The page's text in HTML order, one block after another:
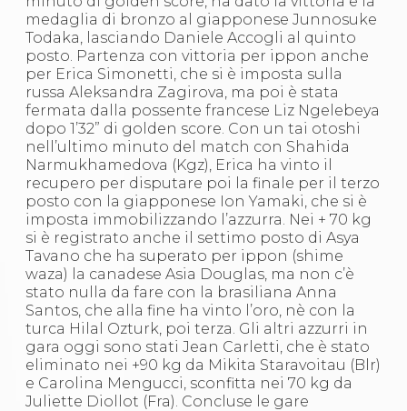
Abilitazioni
Sportello Fiscale
News
Modulistica
FAQ
Quesiti fiscali
Sostenibilità
Documenti
medaglia di bronzo al giapponese Junnosuke
Todaka, lasciando Daniele Accogli al quinto
posto. Partenza con vittoria per ippon anche
per Erica Simonetti, che si è imposta sulla
russa Aleksandra Zagirova, ma poi è stata
fermata dalla possente francese Liz Ngelebeya
dopo 1’32” di golden score. Con un tai otoshi
nell’ultimo minuto del match con Shahida
Narmukhamedova (Kgz), Erica ha vinto il
recupero per disputare poi la finale per il terzo
posto con la giapponese Ion Yamaki, che si è
imposta immobilizzando l’azzurra. Nei + 70 kg
si è registrato anche il settimo posto di Asya
Tavano che ha superato per ippon (shime
waza) la canadese Asia Douglas, ma non c’è
stato nulla da fare con la brasiliana Anna
Santos, che alla fine ha vinto l’oro, nè con la
turca Hilal Ozturk, poi terza. Gli altri azzurri in
gara oggi sono stati Jean Carletti, che è stato
eliminato nei +90 kg da Mikita Staravoitau (Blr)
e Carolina Mengucci, sconfitta nei 70 kg da
Juliette Diollot (Fra). Concluse le gare